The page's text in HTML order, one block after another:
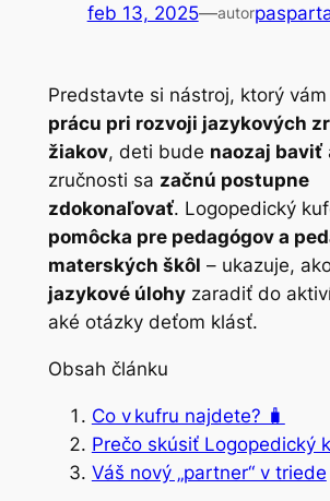
feb 13, 2025—autor
Predstavte si nástroj, ktorý vám
prácu pri rozvoji jazykových
žiakov, deti bude naozaj baviť
zručnosti sa začnú postupne
zdokonaľovať. Logopedický
pomôcka pre pedagógov a
materských škôl – ukazuje,
jazykové úlohyzaradiť do
aké otázky deťom klásť.
Obsah článku
Co v kufru najdete? 🧳
Prečo skúsiť Logopedický
Váš nový „partner“ v triede